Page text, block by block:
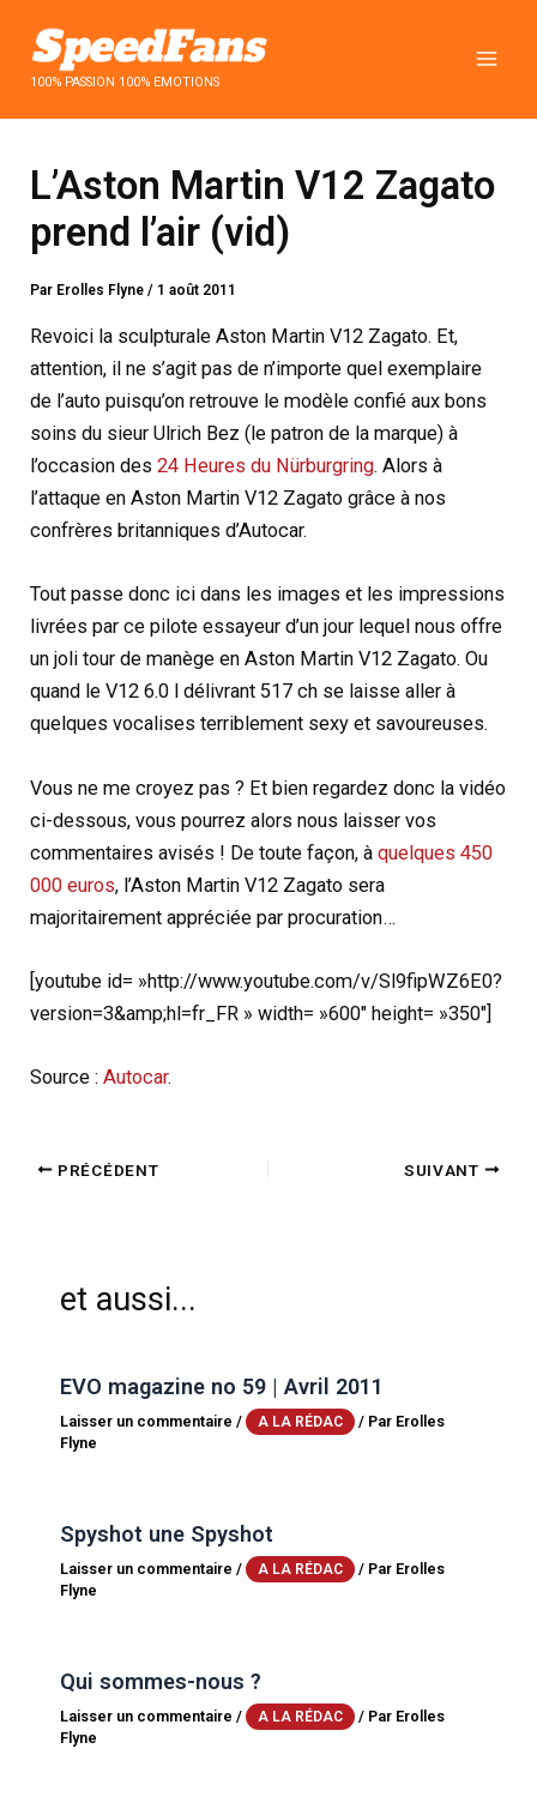
contenu100% PASSION 100% EMOTIONS
L’Aston Martin V12 Zagato
prend l’air (vid)
Par Erolles Flyne/ 1 août 2011
Revoici la sculpturale Aston Martin V12 Zagato. Et,
attention, il ne s’agit pas de n’importe quel exemplaire
de l’auto puisqu’on retrouve le modèle confié aux bons
soins du sieur Ulrich Bez (le patron de la marque) à
l’occasion des24 Heures du Nürburgring. Alors à
l’attaque en Aston Martin V12 Zagato grâce à nos
confrères britanniques d’Autocar.
Tout passe donc ici dans les images et les impressions
livrées par ce pilote essayeur d’un jour lequel nous offre
un joli tour de manège en Aston Martin V12 Zagato. Ou
quand le V12 6.0 l délivrant 517 ch se laisse aller à
quelques vocalises terriblement sexy et savoureuses.
Vous ne me croyez pas ? Et bien regardez donc la vidéo
ci-dessous, vous pourrez alors nous laisser vos
commentaires avisés ! De toute façon, àquelques 450
000 euros, l’Aston Martin V12 Zagato sera
majoritairement appréciée par procuration…
[youtube id= »http://www.youtube.com/v/Sl9fipWZ6E0?
version=3&amp;hl=fr_FR » width= »600″ height= »350″]
Source :Autocar.
PRÉCÉDENT SUIVANT
et aussi...
EVO magazine no 59 | Avril 2011
Laisser un commentaire / A LA RÉDAC / Par Erolles
Flyne
Spyshot une Spyshot
Laisser un commentaire / A LA RÉDAC / Par Erolles
Flyne
Qui sommes-nous ?
Laisser un commentaire / A LA RÉDAC / Par Erolles
Flyne